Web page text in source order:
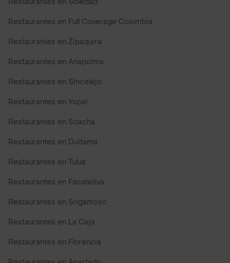
Restaurantes en Full Coverage Colombia
Restaurantes en Zipaquira
Restaurantes en Anapoima
Restaurantes en Sincelejo
Restaurantes en Yopal
Restaurantes en Soacha
Restaurantes en Duitama
Restaurantes en Tulua
Restaurantes en Facatativa
Restaurantes en Sogamoso
Restaurantes en La Ceja
Restaurantes en Florencia